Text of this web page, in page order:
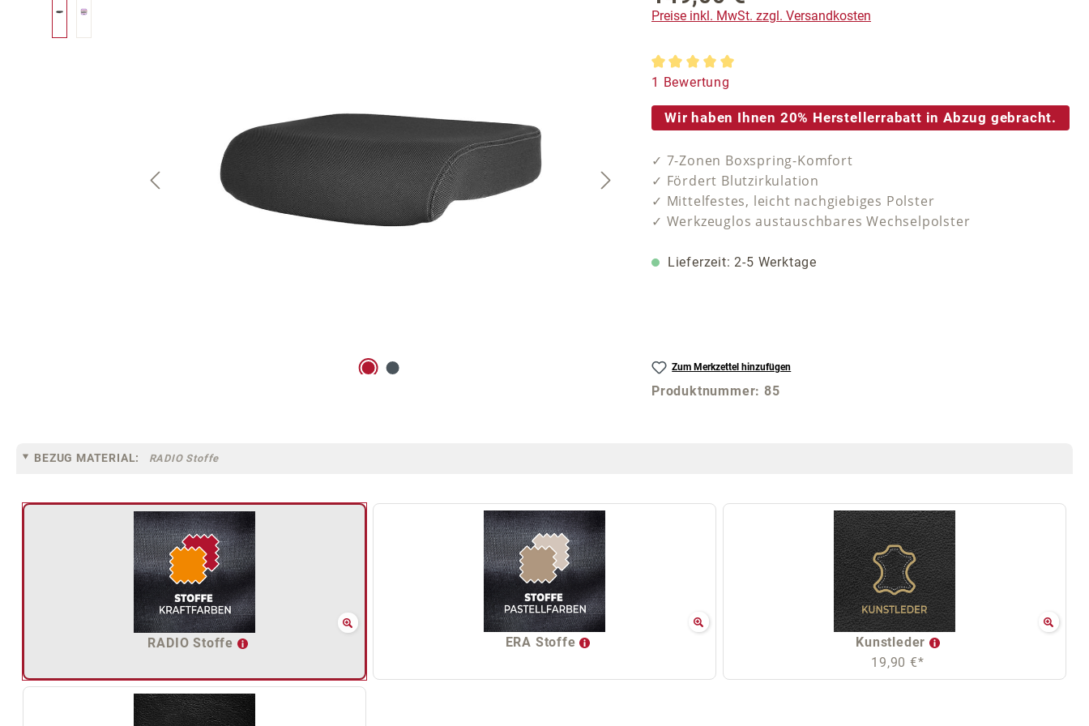
Preise inkl. MwSt. zzgl. Versandkosten
Durchschnittliche Bewertung von 5 von 5 Sternen
1 Bewertung
Wir haben Ihnen 20% Herstellerrabatt in Abzug gebracht.
✓ 7-Zonen Boxspring-Komfort
✓ Fördert Blutzirkulation
✓ Mittelfestes, leicht nachgiebiges Polster
✓ Werkzeuglos austauschbares Wechselpolster
Lieferzeit: 2-5 Werktage
Zum Merkzettel hinzufügen
Produktnummer:85
BEZUG MATERIAL: RADIO Stoffe
RADIO Stoffe ERA Stoffe
Kunstleder
19,90 €*